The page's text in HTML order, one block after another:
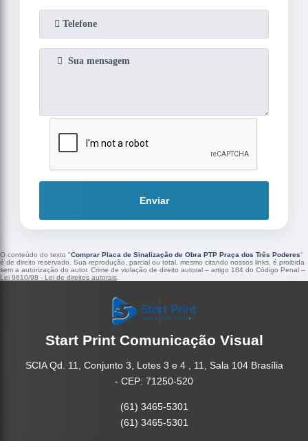
Enviar
O conteúdo do texto "Comprar Placa de Sinalização de Obra PTP Praça dos Três Poderes"
é de direito reservado. Sua reprodução, parcial ou total, mesmo citando nossos links, é proibida
sem a autorização do autor. Crime de violação de direito autoral – artigo 184 do Código Penal –
Lei 9610/98 - Lei de direitos autorais
Start Print Comunicação Visual
SCIA Qd. 11, Conjunto 3, Lotes 3 e 4 , 11, Sala 104 Brasília
- CEP: 71250-520
(61) 3465-5301
(61) 3465-5301